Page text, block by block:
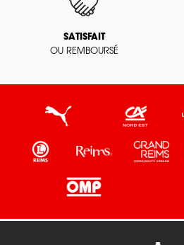
SATISFAIT
OU REMBOURSÉ